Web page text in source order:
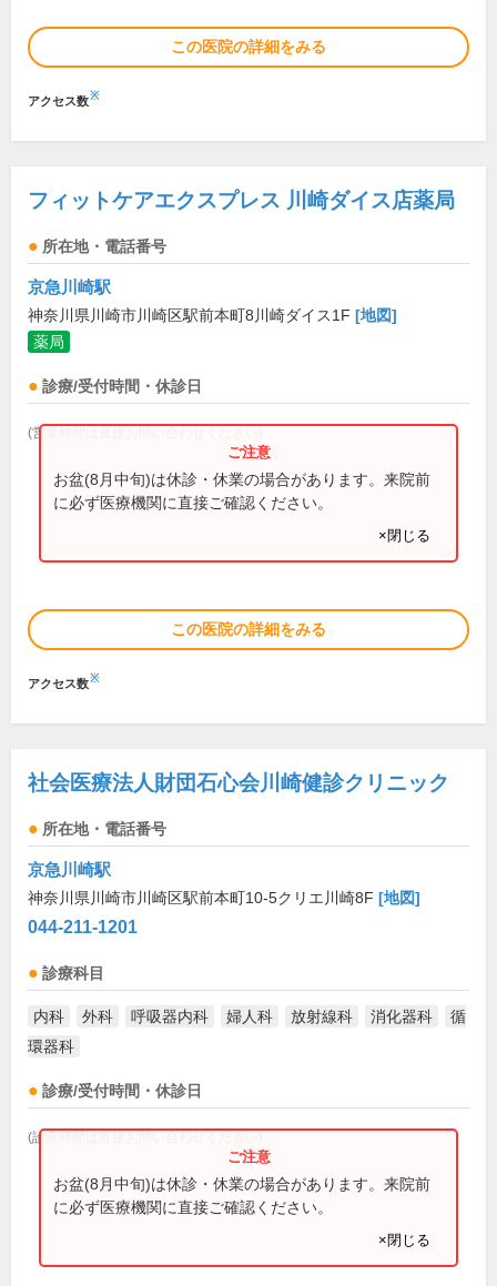
この医院の詳細をみる
アクセス数※
フィットケアエクスプレス 川崎ダイス店薬局
所在地・電話番号
京急川崎駅
神奈川県川崎市川崎区駅前本町8川崎ダイス1F [地図]
薬局
診療/受付時間・休診日
(営業時間は直接お問い合わせください)
お盆(8月中旬)は休診・休業の場合があります。来院前
に必ず医療機関に直接ご確認ください。
×閉じる
この医院の詳細をみる
アクセス数※
社会医療法人財団石心会川崎健診クリニック
所在地・電話番号
京急川崎駅
神奈川県川崎市川崎区駅前本町10-5クリエ川崎8F [地図]
044-211-1201
診療科目
内科 外科 呼吸器内科 婦人科 放射線科 消化器科
循
環器科
診療/受付時間・休診日
(診療時間は直接お問い合わせください)
お盆(8月中旬)は休診・休業の場合があります。来院前
に必ず医療機関に直接ご確認ください。
×閉じる